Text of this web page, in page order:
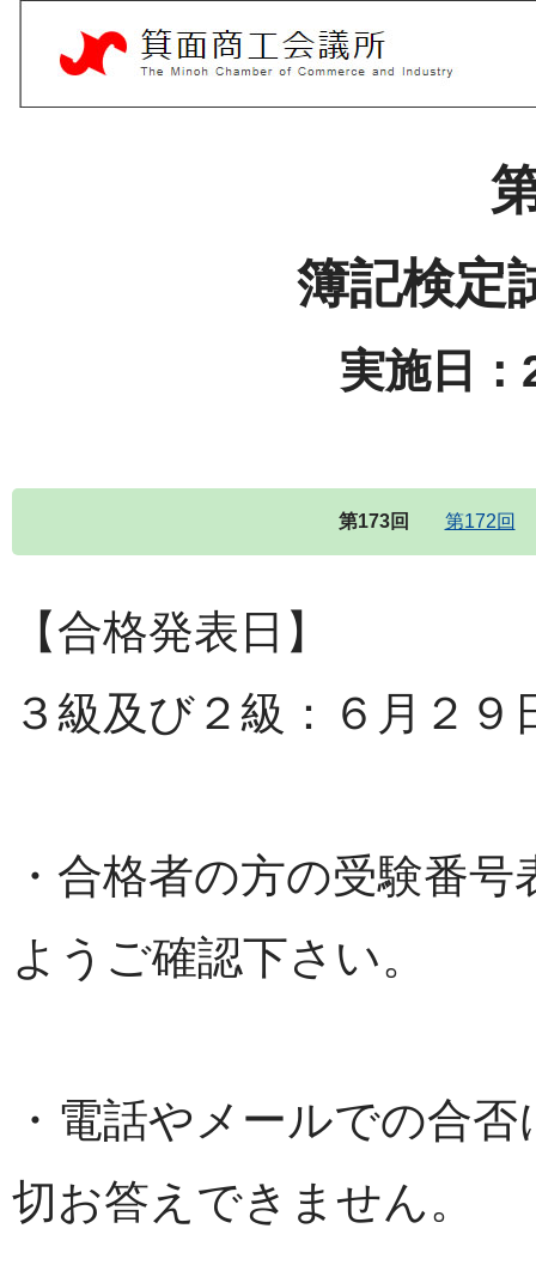
簿記検定
実施日：
第173回 第172回
【合格発表日】
３級及び２級：６月２９
・合格者の方の受験番
ようご確認下さい。
・電話やメールでの合
切お答えできません。